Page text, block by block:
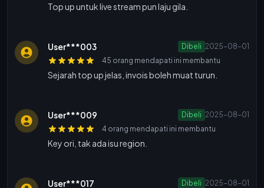
Top up untuk live stream pun laju gila.
User***003 Dibeli 2025-08-01
45 orang mendapati ini membantu
Sejarah top up jelas, invois boleh muat turun.
User***009 Dibeli 2025-08-01
4 orang mendapati ini membantu
Key ori, tak ada isu region.
User***017 Dibeli 2025-08-01